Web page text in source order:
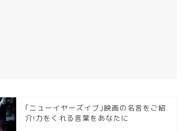
｢ニューイヤーズイブ｣映画の名言をご紹
介!力をくれる言葉をあなたに